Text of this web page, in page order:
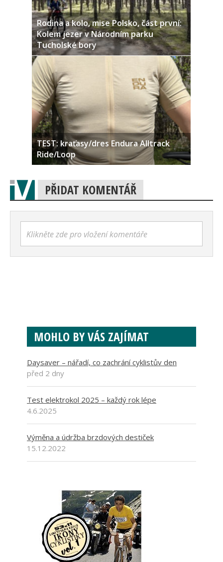
Rodina a kolo, mise Polsko, část první:
Kolem jezer v Národním parku
Tucholské bory
TEST: kraťasy/dres Endura Alltrack
Ride/Loop
PŘIDAT KOMENTÁŘ
Klikněte zde pro vložení komentáře
MOHLO BY VÁS ZAJÍMAT
Daysaver – nářadí, co zachrání cyklistův den
před 2 dny
Test elektrokol 2025 – každý rok lépe
4.6.2025
Výměna a údržba brzdových destiček
15.12.2022